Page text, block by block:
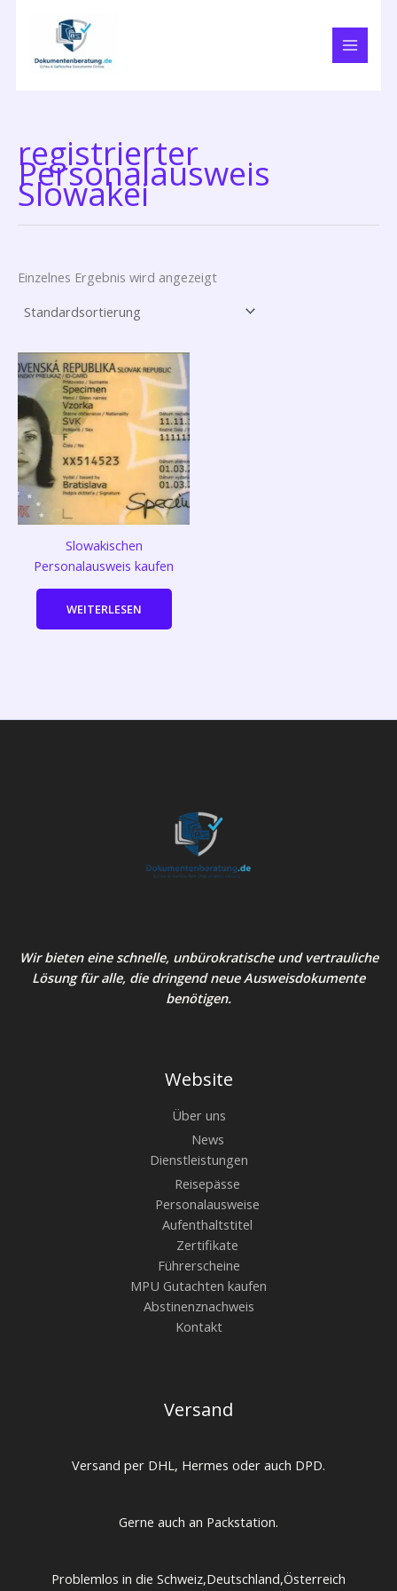
registrierter
Personalausweis
Slowakei
Einzelnes Ergebnis wird angezeigt
Slowakischen
Personalausweis kaufen
WEITERLESEN
Wir bieten eine schnelle, unbürokratische und vertrauliche
Lösung für alle, die dringend neue Ausweisdokumente
benötigen.
Website
Über uns
News
Dienstleistungen
Reisepässe
Personalausweise
Aufenthaltstitel
Zertifikate
Führerscheine
MPU Gutachten kaufen
Abstinenznachweis
Kontakt
Versand
Versand per DHL, Hermes oder auch DPD.
Gerne auch an Packstation.
Problemlos in die Schweiz,Deutschland,Österreich